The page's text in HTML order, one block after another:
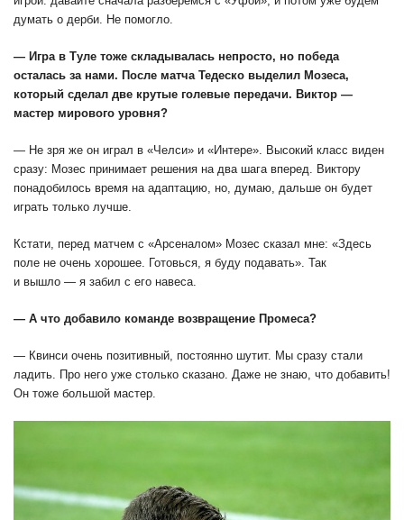
думать о дерби. Не помогло.
— Игра в Туле тоже складывалась непросто, но победа
осталась за нами. После матча Тедеско выделил Мозеса,
который сделал две крутые голевые передачи. Виктор —
мастер мирового уровня?
— Не зря же он играл в «Челси» и «Интере». Высокий класс виден
сразу: Мозес принимает решения на два шага вперед. Виктору
понадобилось время на адаптацию, но, думаю, дальше он будет
играть только лучше.
Кстати, перед матчем с «Арсеналом» Мозес сказал мне: «Здесь
поле не очень хорошее. Готовься, я буду подавать». Так
и вышло — я забил с его навеса.
— А что добавило команде возвращение Промеса?
— Квинси очень позитивный, постоянно шутит. Мы сразу стали
ладить. Про него уже столько сказано. Даже не знаю, что добавить!
Он тоже большой мастер.